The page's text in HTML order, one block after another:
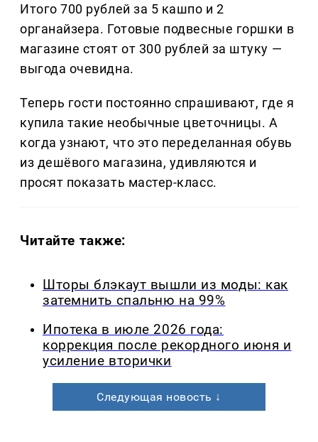
Итого 700 рублей за 5 кашпо и 2
органайзера. Готовые подвесные горшки в
магазине стоят от 300 рублей за штуку —
выгода очевидна.
Теперь гости постоянно спрашивают, где я
купила такие необычные цветочницы. А
когда узнают, что это переделанная обувь
из дешёвого магазина, удивляются и
просят показать мастер-класс.
Читайте также:
Шторы блэкаут вышли из моды: как
затемнить спальню на 99%
Ипотека в июле 2026 года:
коррекция после рекордного июня и
усиление вторички
Следующая новость ↓